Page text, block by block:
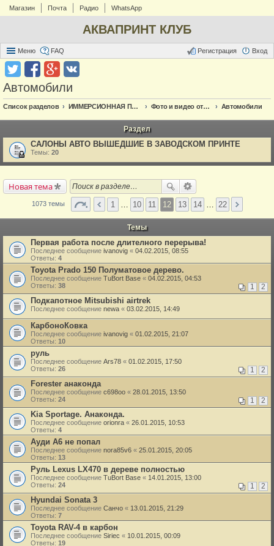
Магазин Почта Радио WhatsApp
АКВАПРИНТ КЛУБ
Меню FAQ Вход
Регистрация
Автомобили
Список разделов ИММЕРСИОННАЯ ПЕЧАТЬ Фото и видео отчёт по аквапечати Автомобили
Раздел
САЛОНЫ АВТО ВЫШЕДШИЕ В ЗАВОДСКОМ ПРИНТЕ
Темы: 20
Новая тема
1073 темы 1 10 11 12 13 14 22
Темы
Первая работа после длителного перерыва!
Последнее сообщение ivanovig « 04.02.2015, 08:55
Ответы: 4
Toyota Prado 150 Полуматовое дерево.
Последнее сообщение TuBort Base « 04.02.2015, 04:53
Ответы: 38 1 2
Подкапотное Mitsubishi airtrek
Последнее сообщение newa « 03.02.2015, 14:49
КарбоноКовка
Последнее сообщение ivanovig « 01.02.2015, 21:07
Ответы: 10
руль
Последнее сообщение Ars78 « 01.02.2015, 17:50
Ответы: 26 1 2
Forester анаконда
Последнее сообщение c698oo « 28.01.2015, 13:50
Ответы: 24 1 2
Kia Sportage. Анаконда.
Последнее сообщение orionra « 26.01.2015, 10:53
Ответы: 4
Ауди А6 не попал
Последнее сообщение nora85v6 « 25.01.2015, 20:05
Ответы: 13
Руль Lexus LX470 в дереве полностью
Последнее сообщение TuBort Base « 14.01.2015, 13:00
Ответы: 24 1 2
Hyundai Sonata 3
Последнее сообщение Санчо « 13.01.2015, 21:29
Ответы: 7
Toyota RAV-4 в карбон
Последнее сообщение Siriec « 10.01.2015, 00:09
Ответы: 19